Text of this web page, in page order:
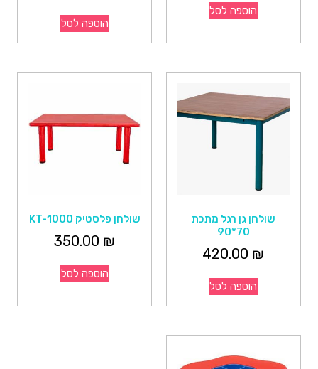
הוספה לסל
הוספה לסל
שולחן גן רגל מתכת
70*90
420.00 ₪
הוספה לסל
שולחן פלסטיק KT-1000
350.00 ₪
הוספה לסל